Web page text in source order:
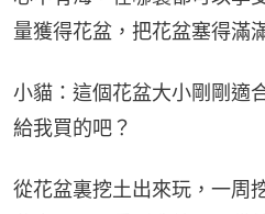
量獲得花盆，把花盆塞得滿
小貓：這個花盆大小剛剛適
給我買的吧？
從花盆裏挖土出來玩，一周